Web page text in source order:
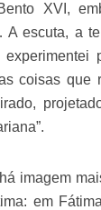
XVI,
escuta, a
coisas que
imagem
em